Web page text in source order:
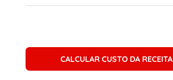
CALCULAR CUSTO DA RECEITA